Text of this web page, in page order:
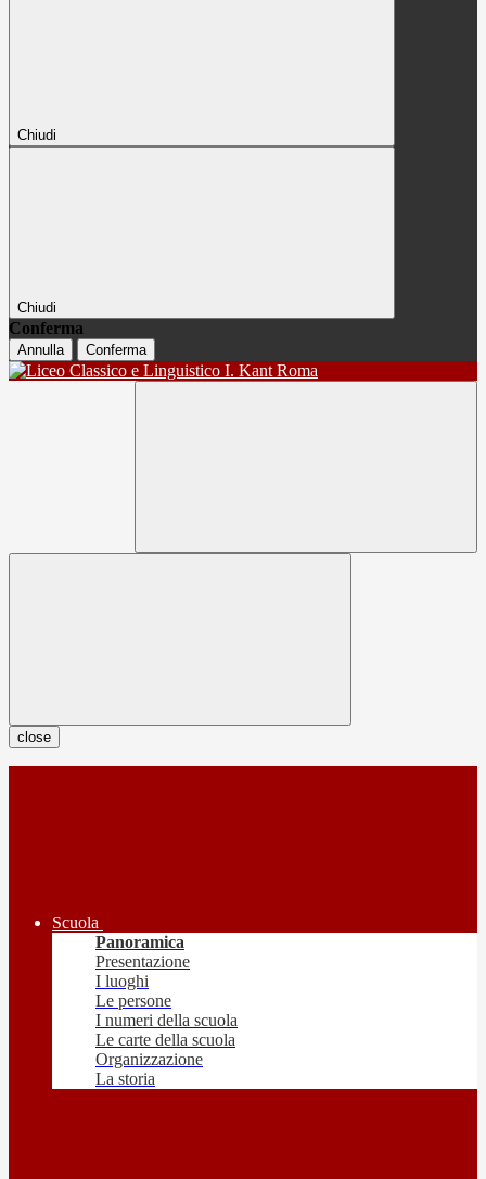
Chiudi
Chiudi
Conferma
Annulla Conferma
close
Scuola
Panoramica
Presentazione
I luoghi
Le persone
I numeri della scuola
Le carte della scuola
Organizzazione
La storia